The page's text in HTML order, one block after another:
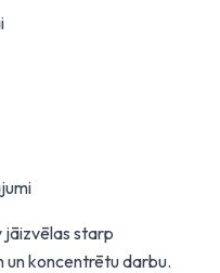
jāizvēlas starp
un koncentrētu darbu.